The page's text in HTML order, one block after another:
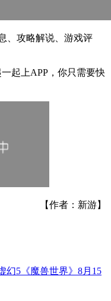
、攻略解说、游戏评
起上APP，你只需要快
【作者：新游】
幻5《魔兽世界》8月15